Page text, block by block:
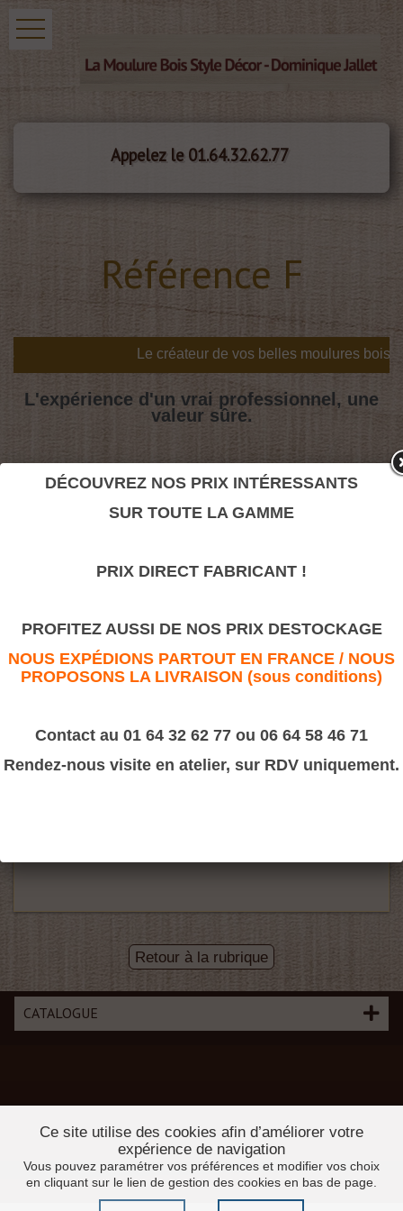
Appelez le 01.64.32.62.77
Référence F
L'expérience d'un vrai professionnel, une
valeur sûre.
Référence F
Console
Retour à la rubrique
CATALOGUE
Ce site utilise des cookies afin d’améliorer votre
expérience de navigation
Vous pouvez paramétrer vos préférences et modifier vos choix
en cliquant sur le lien de gestion des cookies en bas de page.
DÉCOUVREZ NOS PRIX INTÉRESSANTS
SUR TOUTE LA GAMME
PRIX DIRECT FABRICANT !
PROFITEZ AUSSI DE NOS PRIX DESTOCKAGE
NOUS EXPÉDIONS PARTOUT EN FRANCE / NOUS
PROPOSONS LA LIVRAISON (sous conditions)
Contact au 01 64 32 62 77 ou 06 64 58 46 71
Rendez-nous visite en atelier, sur RDV uniquement.